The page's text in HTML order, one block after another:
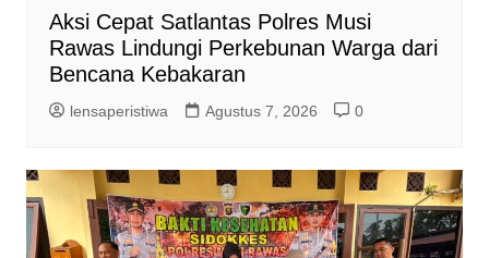
Aksi Cepat Satlantas Polres Musi
Rawas Lindungi Perkebunan Warga dari
Bencana Kebakaran
lensaperistiwa Agustus 7, 2026 0